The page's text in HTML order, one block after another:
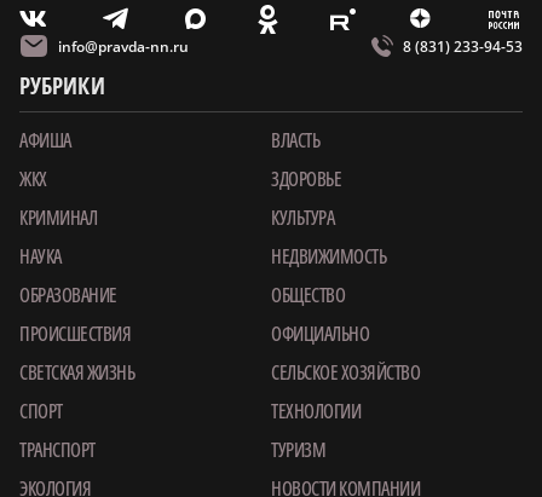
V T X O E Z m
info@pravda-nn.ru 8 (831) 233-94-53
РУБРИКИ
АФИША
ВЛАСТЬ
ЖКХ
ЗДОРОВЬЕ
КРИМИНАЛ
КУЛЬТУРА
НАУКА
НЕДВИЖИМОСТЬ
ОБРАЗОВАНИЕ
ОБЩЕСТВО
ПРОИСШЕСТВИЯ
ОФИЦИАЛЬНО
СВЕТСКАЯ ЖИЗНЬ
СЕЛЬСКОЕ ХОЗЯЙСТВО
СПОРТ
ТЕХНОЛОГИИ
ТРАНСПОРТ
ТУРИЗМ
ЭКОЛОГИЯ
НОВОСТИ КОМПАНИИ